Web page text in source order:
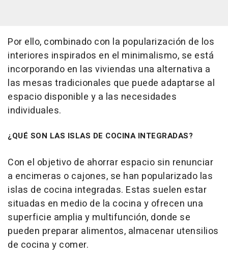
Por ello, combinado con la popularización de los
interiores inspirados en el minimalismo, se está
incorporando en las viviendas una alternativa a
las mesas tradicionales que puede adaptarse al
espacio disponible y a las necesidades
individuales.
¿QUÉ SON LAS ISLAS DE COCINA INTEGRADAS?
Con el objetivo de ahorrar espacio sin renunciar
a encimeras o cajones, se han popularizado las
islas de cocina integradas. Estas suelen estar
situadas en medio de la cocina y ofrecen una
superficie amplia y multifunción, donde se
pueden preparar alimentos, almacenar utensilios
de cocina y comer.